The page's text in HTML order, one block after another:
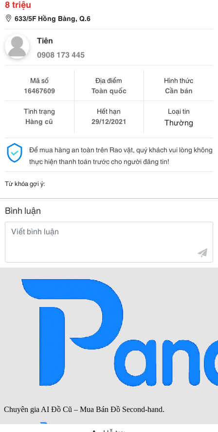
8 triệu
633/5F Hồng Bàng, Q.6
Tiên
0908 173 445
Mã số
16467609
Địa điểm
Toàn quốc
Hình thức
Cần bán
Tình trạng
Hàng cũ
Hết hạn
29/12/2021
Loại tin
Thường
Để mua hàng an toàn trên Rao vặt, quý khách vui lòng không
thực hiện thanh toán trước cho người đăng tin!
Từ khóa gợi ý:
Bình luận